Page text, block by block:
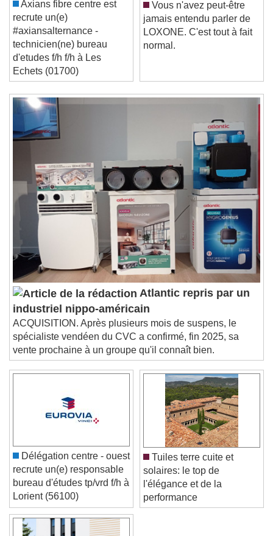
Play
Skip Backward
Skip Forward
Unmute
Current Time
/
Duration-:-
Loaded:
Stream TypeLIVE
Seek to live, currently behind liveLIVE
Remaining Time
1x
Chapters
Chapters
Descriptions
descriptions off, selected
subtitles settings, opens subtitles
settings dialog
subtitles off , selected
Audio Track
Picture-in-Picture
Fullscreen
This is a modal window.
Beginning of dialog window. Escape will cancel
and close the window.
Text
Color
Text Background
Caption Area Background
Color Opacity
Font Size
Axians fibre centre est
recrute un(e)
#axiansalternance -
technicien(ne) bureau
d'etudes f/h f/h à Les
Echets (01700)
Vous n'avez peut-être
jamais entendu parler de
LOXONE. C'est tout à fait
Atlantic repris par un
industriel nippo-américain
ACQUISITION. Après plusieurs mois de suspens, le
spécialiste vendéen du CVC a confirmé, fin 2025, sa
vente prochaine à un groupe qu'il connaît bien.
Délégation centre - ouest
recrute un(e) responsable
bureau d'études tp/vrd f/h à
Lorient (56100)
Tuiles terre cuite et
solaires: le top de
l'élégance et de la
performance